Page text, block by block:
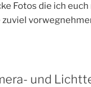
Fotos die ich
zuviel
und